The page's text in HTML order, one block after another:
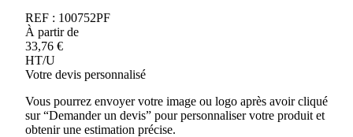
REF : 100752PF
À partir de
33,76 €
HT/U
Votre devis personnalisé
Vous pourrez envoyer votre image ou logo après avoir cliqué
sur “Demander un devis” pour personnaliser votre produit et
obtenir une estimation précise.